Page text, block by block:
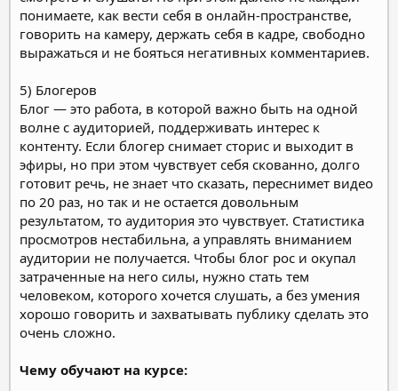
понимаете, как вести себя в онлайн-пространстве,
говорить на камеру, держать себя в кадре, свободно
выражаться и не бояться негативных комментариев.
5) Блогеров
Блог — это работа, в которой важно быть на одной
волне с аудиторией, поддерживать интерес к
контенту. Если блогер снимает сторис и выходит в
эфиры, но при этом чувствует себя скованно, долго
готовит речь, не знает что сказать, переснимет видео
по 20 раз, но так и не остается довольным
результатом, то аудитория это чувствует. Статистика
просмотров нестабильна, а управлять вниманием
аудитории не получается. Чтобы блог рос и окупал
затраченные на него силы, нужно стать тем
человеком, которого хочется слушать, а без умения
хорошо говорить и захватывать публику сделать это
очень сложно.
Чему обучают на курсе: